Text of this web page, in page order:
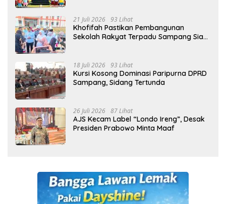
21 Juli 2026 93 Lihat
Khofifah Pastikan Pembangunan
Sekolah Rakyat Terpadu Sampang Siap
18 Juli 2026 93 Lihat
Kursi Kosong Dominasi Paripurna DPRD
Sampang, Sidang Tertunda
26 Juli 2026 87 Lihat
AJS Kecam Label “Londo Ireng”, Desak
Presiden Prabowo Minta Maaf